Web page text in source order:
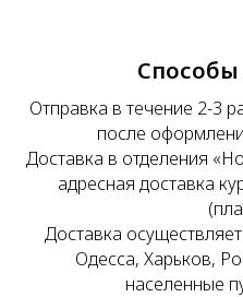
Способы
Отправка в течение 2-3
после
Доставка в отделения
адресная доставка
Доставка
Одесса, Харьков,
населенные